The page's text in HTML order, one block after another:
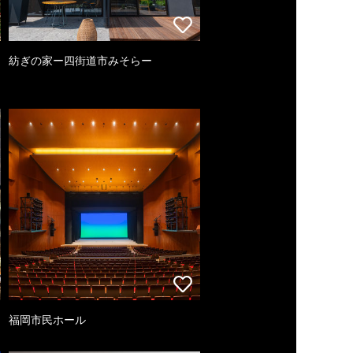
紡ぎの家ー四街道市みそらー
福岡市民ホール